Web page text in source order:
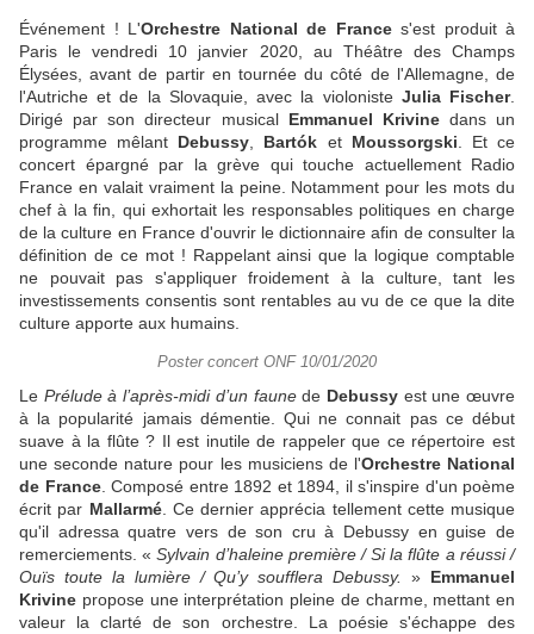
Événement ! L'Orchestre National de Frances'est produit à
Paris le vendredi 10 janvier 2020, au Théâtre des Champs
Élysées, avant de partir en tournée du côté de l'Allemagne, de
l'Autriche et de la Slovaquie, avec la violoniste Julia Fischer.
Dirigé par son directeur musical Emmanuel Krivinedans un
programme mêlant Debussy Bartók et Moussorgski . Et ce
concert épargné par la grève qui touche actuellement Radio
France en valait vraiment la peine. Notamment pour les mots du
chef à la fin, qui exhortait les responsables politiques en charge
de la culture en France d'ouvrir le dictionnaire afin de consulter la
définition de ce mot ! Rappelant ainsi que la logique comptable
ne pouvait pas s'appliquer froidement à la culture, tant les
investissements consentis sont rentables au vu de ce que la dite
culture apporte aux humains.
Poster concert ONF 10/01/2020
Le Prélude à l’après-midi d’un faunede Debussy est une œuvre
à la popularité jamais démentie. Qui ne connait pas ce début
suave à la flûte ? Il est inutile de rappeler que ce répertoire est
une seconde nature pour les musiciens de l'Orchestre National
de France. Composé entre 1892 et 1894, il s'inspire d'un poème
écrit par Mallarmé. Ce dernier apprécia tellement cette musique
qu'il adressa quatre vers de son cru à Debussy en guise de
remerciements. «Sylvain d’haleine première / Si la flûte a réussi /
Ouïs toute la lumière / Qu’y soufflera Debussy.
» Emmanuel
Krivine propose une interprétation pleine de charme, mettant en
valeur la clarté de son orchestre. La poésie s'échappe des